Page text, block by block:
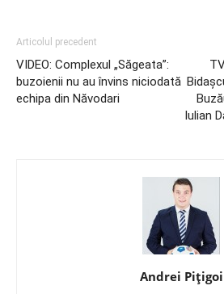
Articolul precedent
VIDEO: Complexul „Săgeata”:
buzoienii nu au învins niciodată
echipa din Năvodari
Iulian
Andrei Pițigoi